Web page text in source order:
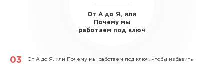
От А до Я, или
Почему мы
работаем под ключ
От А до Я, или Почему мы работаем под ключ. Чтобы избавить